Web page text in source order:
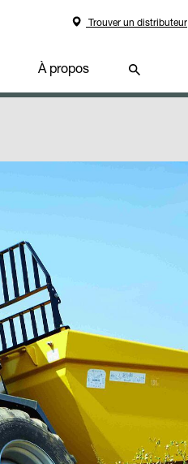
Trouver un distributeur
À propos